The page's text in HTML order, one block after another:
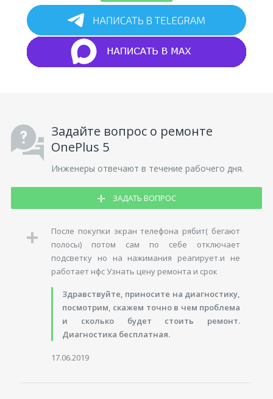
Задайте вопрос о ремонте
OnePlus 5
Инженеры отвечают в течение рабочего дня.
ЗАДАТЬ ВОПРОС
После покупки экран телефона рябит( бегают
полосы) потом сам по себе отключает
подсветку но на нажимания реагирует.и не
работает нфс Узнать цену ремонта и срок
Здравствуйте, приносите на диагностику,
посмотрим, скажем точно в чем проблема
и сколько будет стоить ремонт.
Диагностика бесплатная.
17.06.2019